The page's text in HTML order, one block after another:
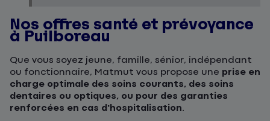
Nos offres santé et prévoyance
à Puilboreau
Que vous soyez jeune, famille, sénior, indépendant
ou fonctionnaire, Matmut vous propose une prise en
charge optimale des soins courants, des soins
dentaires ou optiques, ou pour des garanties
renforcées en cas d'hospitalisation.